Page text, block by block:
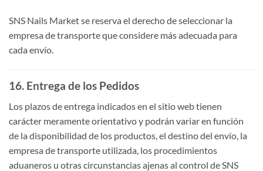
SNS Nails Market se reserva el derecho de seleccionar la
empresa de transporte que considere más adecuada para
cada envío.
16. Entrega de los Pedidos
Los plazos de entrega indicados en el sitio web tienen
carácter meramente orientativo y podrán variar en función
de la disponibilidad de los productos, el destino del envío, la
empresa de transporte utilizada, los procedimientos
aduaneros u otras circunstancias ajenas al control de SNS